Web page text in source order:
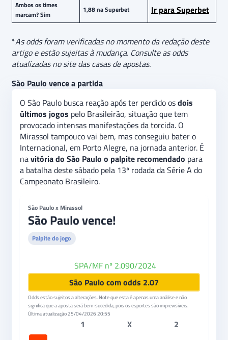
Ambos os times
marcam? Sim
1,88 na Superbet Ir para Superbet
*As odds foram verificadas no momento da redação deste
artigo e estão sujeitas à mudança. Consulte as odds
atualizadas no site das casas de apostas.
São Paulo vence a partida
O São Paulo busca reação após ter perdido osdois
últimos jogos pelo Brasileirão, situação que tem
provocado intensas manifestações da torcida. O
Mirassol tampouco vai bem, mas conseguiu bater o
Internacional, em Porto Alegre, na jornada anterior. É
navitória do São Paulo o palpite recomendado para
a batalha deste sábado pela 13ª rodada da Série A do
Campeonato Brasileiro.
São Paulo x Mirassol
São Paulo vence!
Palpite do jogo
SPA/MF nº 2.090/2024
São Paulo com odds 2.07
Odds estão sujeitos a alterações. Note que esta é apenas uma análise e não
significa que a aposta será bem-sucedida, pois os esportes são imprevisíveis.
Última atualização25/04/2026 20:55
1 X 2